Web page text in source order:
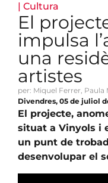
| Cultura
El
impulsa
una
artistes
per: Miquel Ferrer, Paula
Divendres, 05 de juliol
El projecte,
situat a Vinyols i
un punt de
desenvolupar el